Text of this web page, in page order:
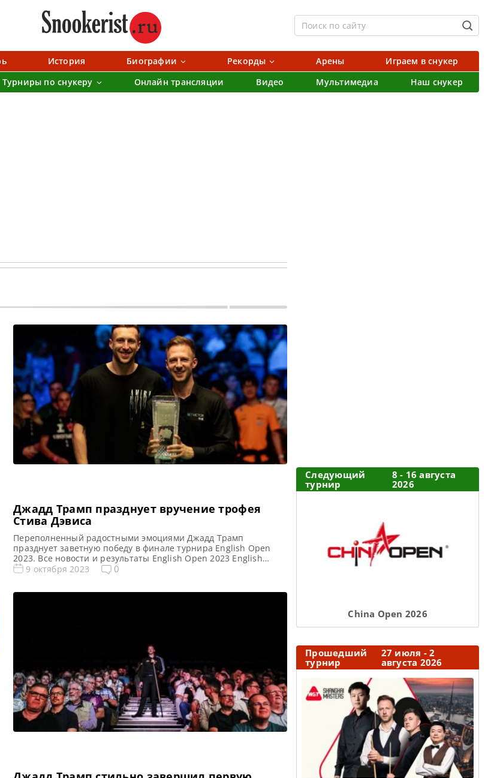
История Биографии Рекорды Арены
Играем в снукер
Турниры по снукеру Онлайн трансляции Видео Мультимедиа Наш снукер
Джадд Трамп празднует вручение трофея
Стива Дэвиса
Переполненный радостными эмоциями Джадд Трамп
празднует заветную победу в финале турнира English Open
2023. Все новости и результаты English Open 2023 English
Open 2023. Результаты, турнирная сетка Квалификация English
9 октября 2023 0
Следующий
турнир
8 - 16 августа
2026
Сhina Open 2026
Прошедший
турнир
27 июля - 2
августа 2026